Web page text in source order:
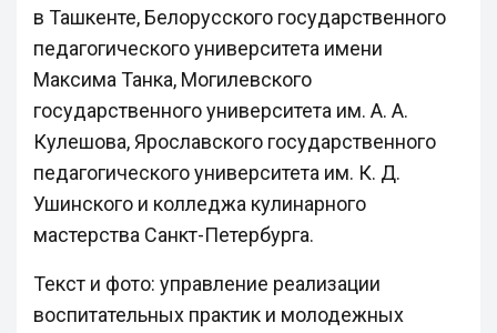
в Ташкенте, Белорусского государственного
педагогического университета имени
Максима Танка, Могилевского
государственного университета им. А. А.
Кулешова, Ярославского государственного
педагогического университета им. К. Д.
Ушинского и колледжа кулинарного
мастерства Санкт-Петербурга.
Текст и фото: управление реализации
воспитательных практик и молодежных